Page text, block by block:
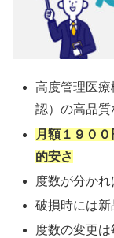
高度管理医
認）の高品
月額１９０
的安さ
度数が分か
破損時には
度数の変更